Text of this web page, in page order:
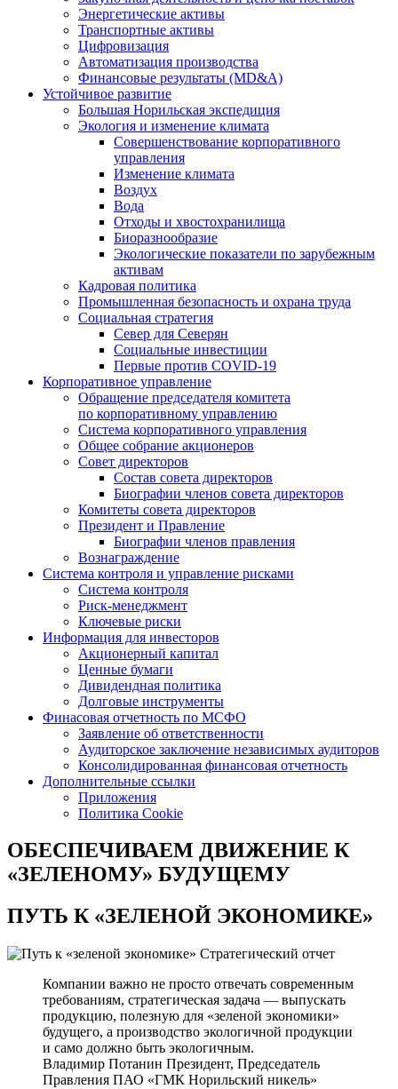
Энергетические активы
Транспортные активы
Цифровизация
Автоматизация производства
Финансовые результаты (MD&A)
Устойчивое развитие
Большая Норильская экспедиция
Экология и изменение климата
Совершенствование корпоративного
управления
Изменение климата
Воздух
Вода
Отходы и хвостохранилища
Биоразнообразие
Экологические показатели по зарубежным
активам
Кадровая политика
Промышленная безопасность и охрана труда
Социальная стратегия
Север для Северян
Социальные инвестиции
Первые против COVID‑19
Корпоративное управление
Обращение председателя комитета
по корпоративному управлению
Система корпоративного управления
Общее собрание акционеров
Совет директоров
Состав совета директоров
Биографии членов совета директоров
Комитеты совета директоров
Президент и Правление
Биографии членов правления
Вознаграждение
Система контроля и управление рисками
Система контроля
Риск-менеджмент
Ключевые риски
Информация для инвесторов
Акционерный капитал
Ценные бумаги
Дивидендная политика
Долговые инструменты
Финасовая отчетность по МСФО
Заявление об ответственности
Аудиторское заключение независимых аудиторов
Консолидированная финансовая отчетность
Дополнительные ссылки
Приложения
Политика Cookie
ОБЕСПЕЧИВАЕМ ДВИЖЕНИЕ К
«ЗЕЛЕНОМУ» БУДУЩЕМУ
ПУТЬ К«ЗЕЛЕНОЙ ЭКОНОМИКЕ»
Стратегический отчет
Компании важно не просто отвечать современным
требованиям, стратегическая задача — выпускать
продукцию, полезную для «зеленой экономики»
будущего, а производство экологичной продукции
и само должно быть экологичным.
Владимир Потанин Президент, Председатель
Правления ПАО «ГМК Норильский никель»